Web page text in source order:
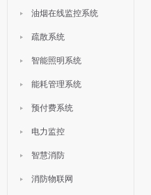
油烟在线监控系统
疏散系统
智能照明系统
能耗管理系统
预付费系统
电力监控
智慧消防
消防物联网